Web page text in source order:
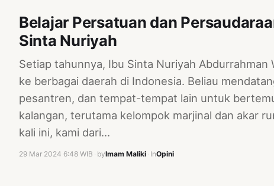
Belajar Persatuan dan
Sinta Nuriyah
Setiap tahunnya, Ibu Sinta Nuriyah Abdurrahman
ke berbagai daerah di Indonesia. Beliau
pesantren, dan tempat-tempat lain untuk
kalangan, terutama kelompok marjinal dan akar
kali ini, kami dari…
29 Mar 2024 6:48 WIB byImam Maliki InOpini